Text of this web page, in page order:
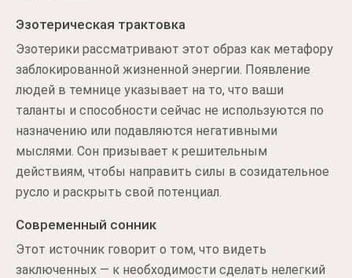
Эзотерическая трактовка
Эзотерики рассматривают этот образ как метафору
заблокированной жизненной энергии. Появление
людей в темнице указывает на то, что ваши
таланты и способности сейчас не используются по
назначению или подавляются негативными
мыслями. Сон призывает к решительным
действиям, чтобы направить силы в созидательное
русло и раскрыть свой потенциал.
Современный сонник
Этот источник говорит о том, что видеть
заключенных — к необходимости сделать нелегкий